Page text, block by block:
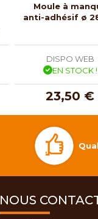
Moule à
anti-adhésif ø
DISPO WEB
EN STOCK !
23,50 €
NOUS